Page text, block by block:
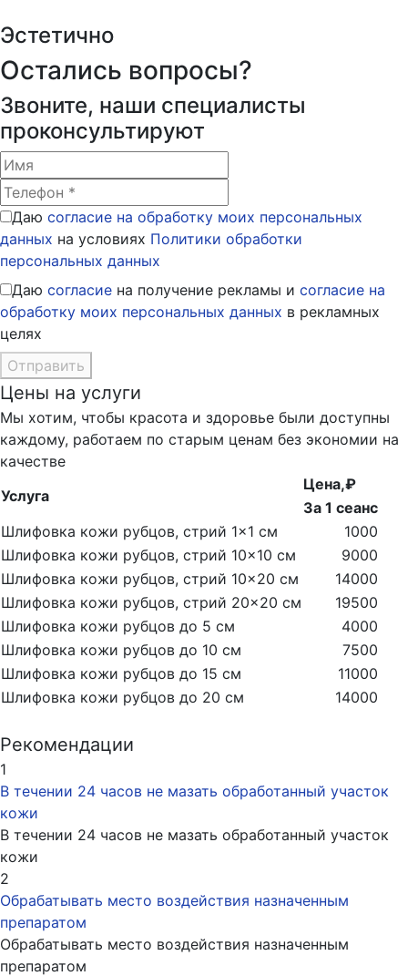
Эстетично
Остались вопросы?
Звоните, наши специалисты
проконсультируют
Даю согласие на обработку моих персональных
данных на условиях Политики обработки
персональных данных
Даю согласие на получение рекламы и согласие на
обработку моих персональных данных в рекламных
целях
Отправить
Цены на услуги
Мы хотим, чтобы красота и здоровье были доступны
каждому, работаем по старым ценам без экономии на
качестве
Услуга
Цена,₽
За 1 сеанс
Шлифовка кожи рубцов, стрий 1×1 см
1000
Шлифовка кожи рубцов, стрий 10×10 см
9000
Шлифовка кожи рубцов, стрий 10×20 см
14000
Шлифовка кожи рубцов, стрий 20×20 см
19500
Шлифовка кожи рубцов до 5 см
4000
Шлифовка кожи рубцов до 10 см
7500
Шлифовка кожи рубцов до 15 см
11000
Шлифовка кожи рубцов до 20 см
14000
Рекомендации
1
В течении 24 часов не мазать обработанный участок
кожи
В течении 24 часов не мазать обработанный участок
кожи
2
Обрабатывать место воздействия назначенным
препаратом
Обрабатывать место воздействия назначенным
препаратом